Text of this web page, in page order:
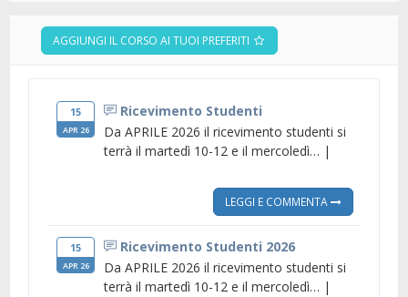
AGGIUNGI IL CORSO AI TUOI PREFERITI
15
APR 26
Ricevimento Studenti
Da APRILE 2026 il ricevimento studenti si
terrà il martedì 10-12 e il mercoledì… |
LEGGI E COMMENTA
15
APR 26
Ricevimento Studenti 2026
Da APRILE 2026 il ricevimento studenti si
terrà il martedì 10-12 e il mercoledì… |